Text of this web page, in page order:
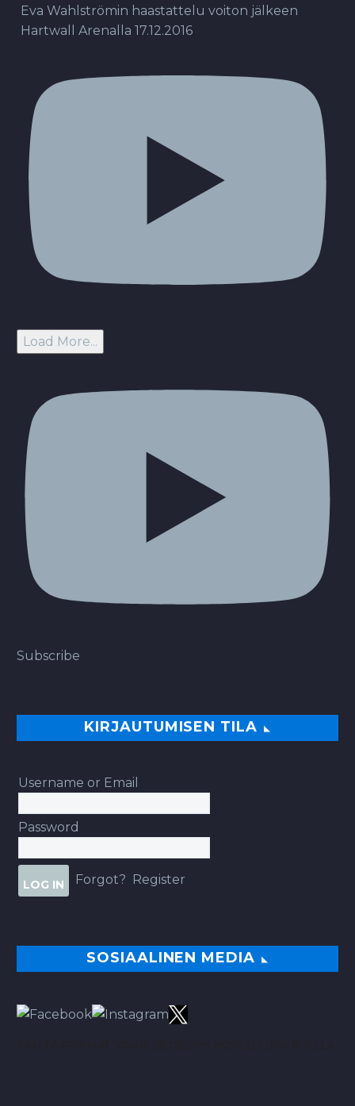
Eva Wahlströmin haastattelu voiton jälkeen
Hartwall Arenalla 17.12.2016
Load More...
Subscribe
KIRJAUTUMISEN TILA
Username or Email
Password
Forgot? Register
SOSIAALINEN MEDIA